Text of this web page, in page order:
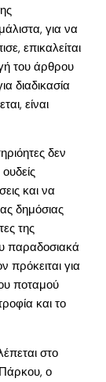
για να
επικαλείται
του άρθρου
διαδικασία
είναι
δεν
και να
δημόσιας
της
παραδοσιακά
πρόκειται για
ποταμού
και το
στο
ο